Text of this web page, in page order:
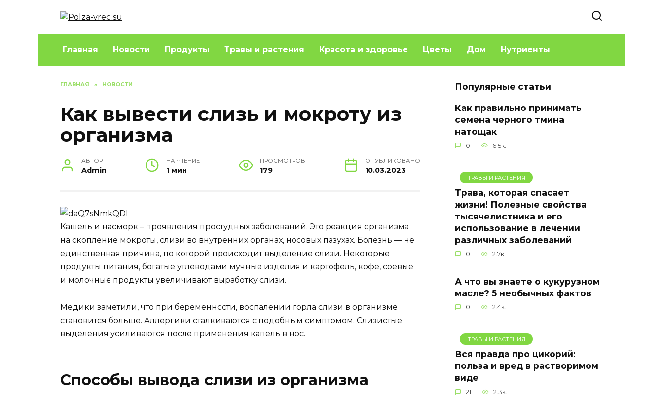
Главная Новости Продукты Травы и растения Красота и здоровье Цветы Дом Нутриенты
ГЛАВНАЯ » НОВОСТИ
Как вывести слизь и мокроту из
организма
АВТОР
Admin
НА ЧТЕНИЕ
1 мин
ПРОСМОТРОВ
179
ОПУБЛИКОВАНО
10.03.2023
Кашель и насморк – проявления простудных заболеваний. Это реакция организма
на скопление мокроты, слизи во внутренних органах, носовых пазухах. Болезнь — не
единственная причина, по которой происходит выделение слизи. Некоторые
продукты питания, богатые углеводами мучные изделия и картофель, кофе, соевые
и молочные продукты увеличивают выработку слизи.
Медики заметили, что при беременности, воспалении горла слизи в организме
становится больше. Аллергики сталкиваются с подобным симптомом. Слизистые
выделения усиливаются после применения капель в нос.
Способы вывода слизи из организма
Популярные статьи
Как правильно принимать
семена черного тмина
натощак
0 6.5к.
ТРАВЫ И РАСТЕНИЯ
Трава, которая спасает
жизни! Полезные свойства
тысячелистника и его
использование в лечении
различных заболеваний
0 2.7к.
А что вы знаете о кукурузном
масле? 5 необычных фактов
0 2.4к.
ТРАВЫ И РАСТЕНИЯ
Вся правда про цикорий:
польза и вред в растворимом
виде
21 2.3к.